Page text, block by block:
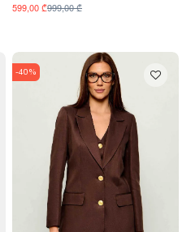
599,00 ₾999,00 ₾
-40%